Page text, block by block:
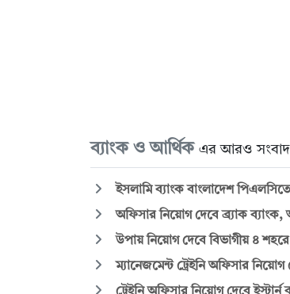
ব্যাংক ও আর্থিক এর আরও সংবাদ
ইসলামি ব্যাংক বাংলাদেশ
অফিসার নিয়োগ দেবে ব্র্যাক
উপায় নিয়োগ দেবে বিভাগীয় ৪
ম্যানেজমেন্ট ট্রেইনি অফিসার নিয়োগ